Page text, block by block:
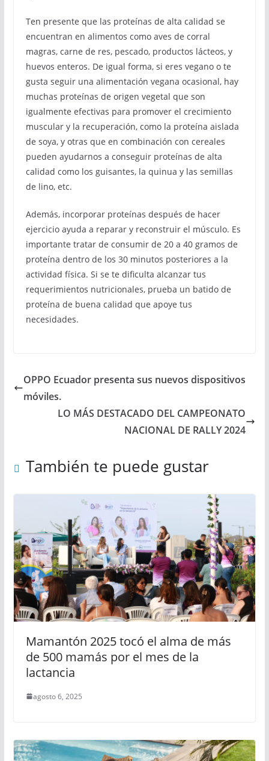
Ten presente que las proteínas de alta calidad se
encuentran en alimentos como aves de corral
magras, carne de res, pescado, productos lácteos, y
huevos enteros. De igual forma, si eres vegano o te
gusta seguir una alimentación vegana ocasional, hay
muchas proteínas de origen vegetal que son
igualmente efectivas para promover el crecimiento
muscular y la recuperación, como la proteína aislada
de soya, y otras que en combinación con cereales
pueden ayudarnos a conseguir proteínas de alta
calidad como los guisantes, la quinua y las semillas
de lino, etc.
Además, incorporar proteínas después de hacer
ejercicio ayuda a reparar y reconstruir el músculo. Es
importante tratar de consumir de 20 a 40 gramos de
proteína dentro de los 30 minutos posteriores a la
actividad física. Si se te dificulta alcanzar tus
requerimientos nutricionales, prueba un batido de
proteína de buena calidad que apoye tus
necesidades.
OPPO Ecuador presenta sus nuevos dispositivos
móviles.
LO MÁS DESTACADO DEL CAMPEONATO
NACIONAL DE RALLY 2024
También te puede gustar
Mamantón 2025 tocó el alma de más
de 500 mamás por el mes de la
lactancia
agosto 6, 2025